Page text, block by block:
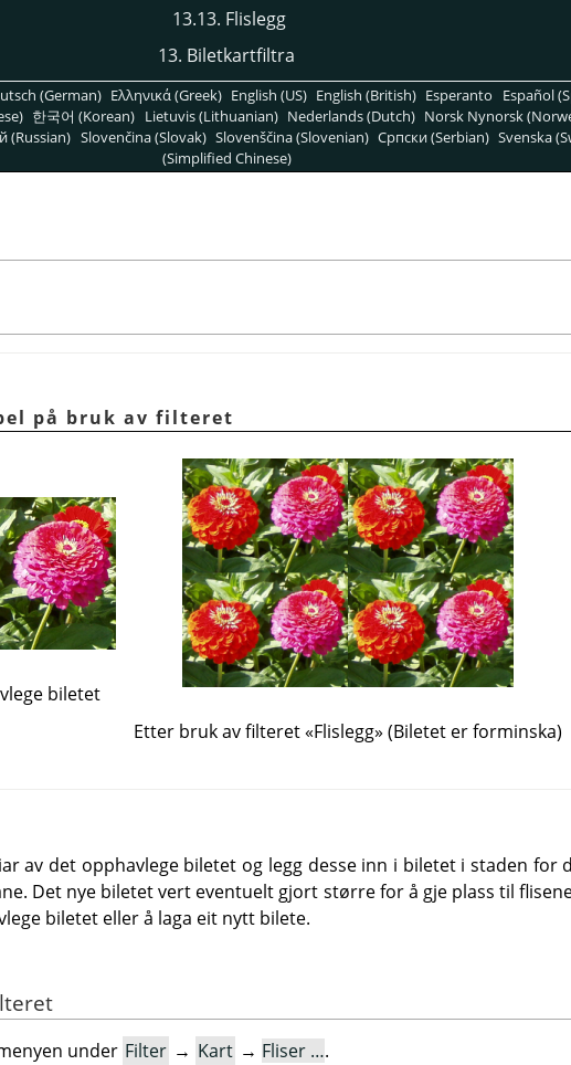
13.13. Flislegg
13. Biletkartfiltra
(German) Ελληνικά (Greek) English (US) English (British) Esperanto Español
한국어 (Korean) Lietuvis (Lithuanian) Nederlands (Dutch) Norsk Nynorsk
(Russian) Slovenčina (Slovak) Slovenščina (Slovenian) Српски (Serbian) Svenska
(Simplified Chinese)
på bruk av filteret
biletet
Etter bruk av filteret «Flislegg» (Biletet er forminska)
av det opphavlege biletet og legg desse inn i biletet i staden for
Det nye biletet vert eventuelt gjort større for å gje plass til
biletet eller å laga eit nytt bilete.
under Filter → Kart → Fliser ….